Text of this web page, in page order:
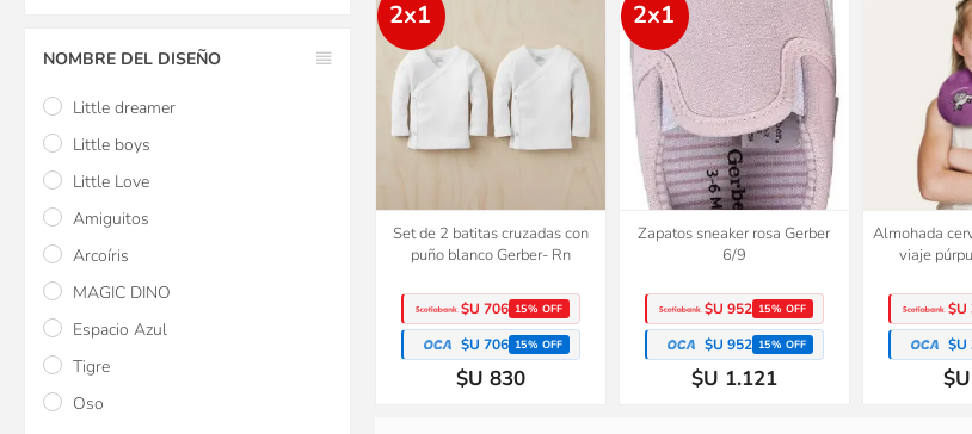
2x1
Set de 2 batitas cruzadas con
puño blanco Gerber- Rn
$U 706 15% OFF
$U 706 15% OFF
$U 830
2x1
Zapatos sneaker rosa Gerber
6/9
$U 952 15% OFF
$U 952 15% OFF
$U 1.121
Almohada
viaje
$U
$U
NOMBRE DEL DISEÑO
Little dreamer
Little boys
Little Love
Amiguitos
Arcoíris
MAGIC DINO
Espacio Azul
Tigre
Oso